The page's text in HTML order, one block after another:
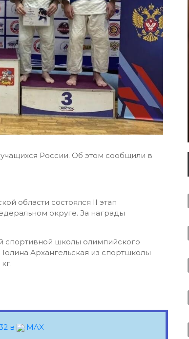
России. Об этом сообщили в
области состоялся II этап
округе. За награды
спортивной школы олимпийского
Архангельская из спортшколы
в MAX